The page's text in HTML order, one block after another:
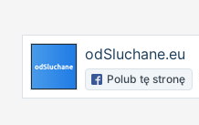
odSluchane.eu
Polub tę stronę